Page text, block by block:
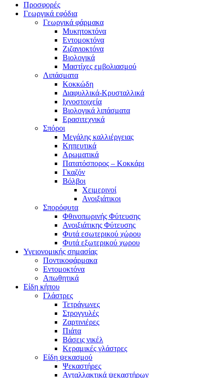
Προσφορές
Γεωργικά εφόδια
Γεωργικά φάρμακα
Μυκητοκτόνα
Εντομοκτόνα
Ζιζανιοκτόνα
Βιολογικά
Μαστίχες εμβολιασμού
Λιπάσματα
Κοκκώδη
Διαφυλλικά-Κρυσταλλικά
Ιχνοστοιχεία
Βιολογικά λιπάσματα
Ερασιτεχνικά
Σπόροι
Μεγάλης καλλιέργειας
Κηπευτικά
Αρωματικά
Πατατόσπορος – Κοκκάρι
Γκαζόν
Βόλβοι
Χειμερινοί
Ανοιξιάτικοι
Σπορόφυτα
Φθινοπωρινής Φύτευσης
Ανοιξιάτικης Φύτευσης
Φυτά εσωτερικού χώρου
Φυτά εξωτερικού χωρου
Υγειονομικής σημασίας
Ποντικοφάρμακα
Εντομοκτόνα
Απωθητικά
Είδη κήπου
Γλάστρες
Τετράγωνες
Στρογγυλές
Ζαρτινιέρες
Πιάτα
Βάσεις νικέλ
Κεραμικές γλάστρες
Είδη ψεκασμού
Ψεκαστήρες
Ανταλλακτικά ψεκαστήρων